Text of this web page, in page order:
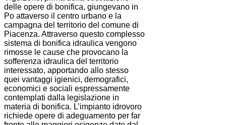
delle opere di bonifica, giungevano in
Po attaverso il centro urbano e la
campagna del territorio del comune di
Piacenza. Attraverso questo complesso
sistema di bonifica idraulica vengono
rimosse le cause che provocano la
sofferenza idraulica del territorio
interessato, apportando allo stesso
quei vantaggi igienici, demografici,
economici e sociali espressamente
contemplati dalla legislazione in
materia di bonifica. L’impianto idrovoro
richiede opere di adeguamento per far